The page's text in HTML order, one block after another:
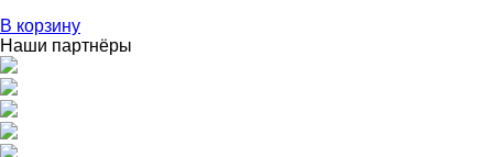
составляла
702,00 ₽.
В корзину
Наши партнёры